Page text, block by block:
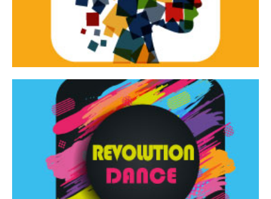
Tracce dinamiche
Revolution Dance
Rassegna di danza contemporanea – I Edizione